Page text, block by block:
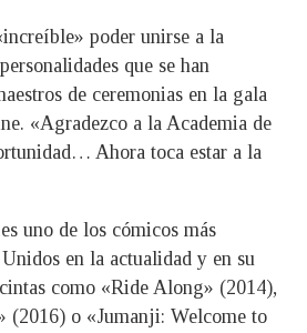
poder unirse a la
que se han
de ceremonias en la gala
«Agradezco a la Academia de
Ahora toca estar a la
uno de los cómicos más
en la actualidad y en su
como «Ride Along» (2014),
(2016) o «Jumanji: Welcome to